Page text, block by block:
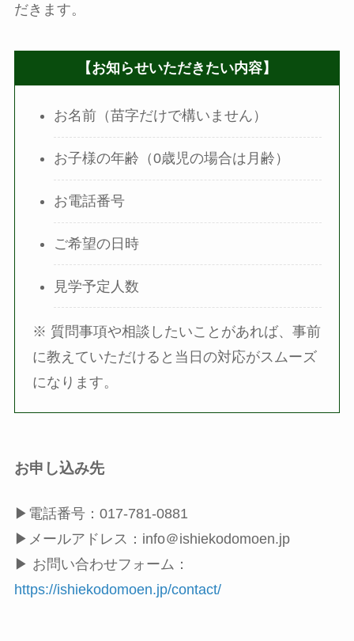
だきます。
【お知らせいただきたい内容】
お名前（苗字だけで構いません）
お子様の年齢（0歳児の場合は月齢）
お電話番号
ご希望の日時
見学予定人数
※ 質問事項や相談したいことがあれば、事前
に教えていただけると当日の対応がスムーズ
になります。
お申し込み先
▶︎電話番号：017-781-0881
▶︎メールアドレス：info＠ishiekodomoen.jp
▶︎ お問い合わせフォーム：
https://ishiekodomoen.jp/contact/